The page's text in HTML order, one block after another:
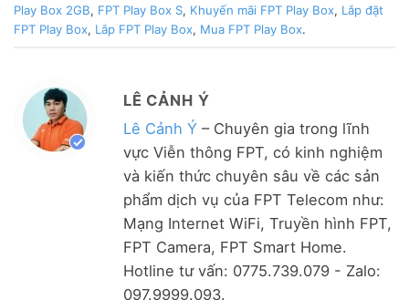
Play Box 2GB, FPT Play Box S, Khuyến mãi FPT Play Box, Lắp đặt
FPT Play Box, Lắp FPT Play Box, Mua FPT Play Box.
LÊ CẢNH Ý
Lê Cảnh Ý – Chuyên gia trong lĩnh
vực Viễn thông FPT, có kinh nghiệm
và kiến thức chuyên sâu về các sản
phẩm dịch vụ của FPT Telecom như:
Mạng Internet WiFi, Truyền hình FPT,
FPT Camera, FPT Smart Home.
Hotline tư vấn: 0775.739.079 - Zalo:
097.9999.093.